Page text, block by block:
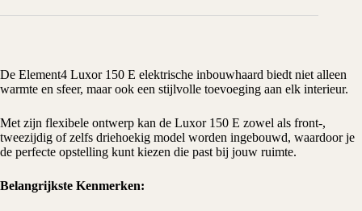
De Element4 Luxor 150 E elektrische inbouwhaard biedt niet alleen
warmte en sfeer, maar ook een stijlvolle toevoeging aan elk interieur.
Met zijn flexibele ontwerp kan de Luxor 150 E zowel als front-,
tweezijdig of zelfs driehoekig model worden ingebouwd, waardoor je
de perfecte opstelling kunt kiezen die past bij jouw ruimte.
Belangrijkste Kenmerken: